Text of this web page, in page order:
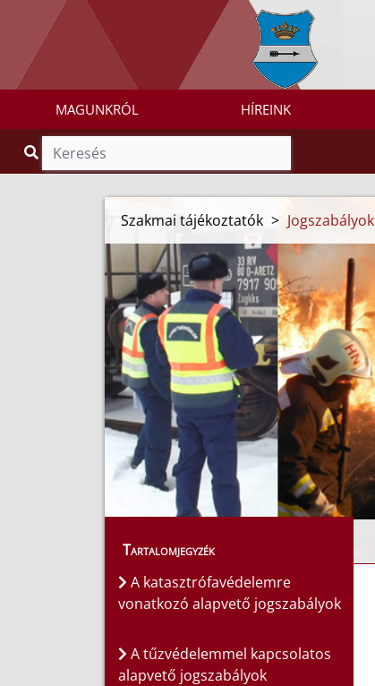
MAGUNKRÓL HÍREINK
Szakmai tájékoztatók > Jogszabályok
Tartalomjegyzék
A katasztrófavédelemre
vonatkozó alapvető jogszabályok
A tűzvédelemmel kapcsolatos
alapvető jogszabályok